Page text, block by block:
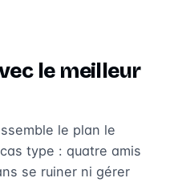
le meilleur
le plan le
type : quatre amis
se ruiner ni gérer